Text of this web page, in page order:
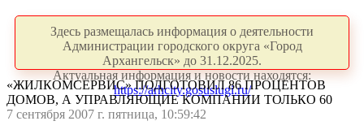
Здесь размещалась информация о деятельности
Администрации городского округа «Город
Архангельск» до 31.12.2025.
Актуальная информация и новости находятся:
https://arhcity.gosuslugi.ru/
«ЖИЛКОМСЕРВИС» ПОДГОТОВИЛ 86 ПРОЦЕНТОВ
ДОМОВ, А УПРАВЛЯЮЩИЕ КОМПАНИИ ТОЛЬКО 60
7 сентября 2007 г. пятница, 10:59:42